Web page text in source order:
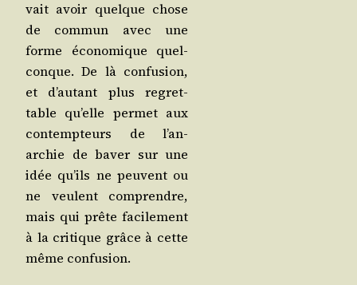
vait avoir quelque chose
de com­mun avec une
forme éco­no­mique quel­
conque. De là confu­sion,
et d’au­tant plus regret­
table qu’elle per­met aux
contemp­teurs de l’an-
archie de baver sur une
idée qu’ils ne peuvent ou
ne veulent com­prendre,
mais qui prête faci­le­ment
à la cri­tique grâce à cette
même confusion.